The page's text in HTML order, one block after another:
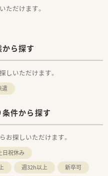
ただけます。
ら探す
しいただけます。
遣
件から探す
お探しいただけます。
日祝休み
週32h以上
新卒可